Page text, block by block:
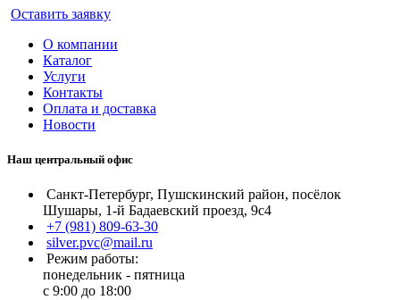
Оставить заявку
О компании
Каталог
Услуги
Контакты
Оплата и доставка
Новости
Наш центральный офис
Санкт-Петербург, Пушскинский район, посёлок
Шушары, 1-й Бадаевский проезд, 9с4
+7 (981) 809-63-30
silver.pvc@mail.ru
Режим работы:
понедельник - пятница
с 9:00 до 18:00